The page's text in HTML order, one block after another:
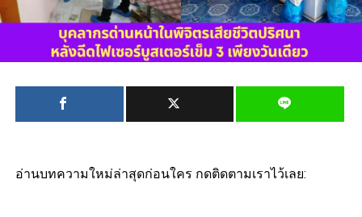
อ่านบทความใหม่ล่าสุดก่อนใคร กดติดตามเราไว้เลย: